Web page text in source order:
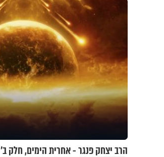
הרב יצחק פנגר - אחרית הימים, חלק ב’